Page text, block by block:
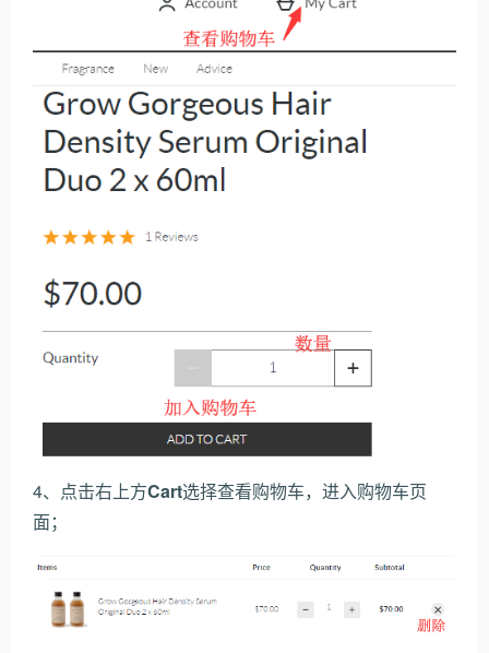
4、点击右上方Cart选择查看购物车，进入购物车页
面；